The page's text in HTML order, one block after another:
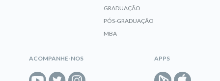
Pensamento computacional:fundamentos da
computação e lógica de programação
GRADUAÇÃO
PÓS-GRADUAÇÃO
MBA
ACOMPANHE-NOS APPS